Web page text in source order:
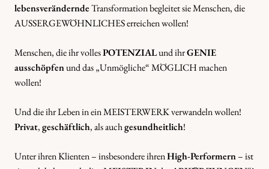
lebensveränderndeTransformation begleitet sie Menschen, die
AUSSERGEWÖHNLICHES erreichen wollen!
Menschen, die ihr vollesPOTENZIALund ihrGENIE
ausschöpfenund das „Unmögliche“ MÖGLICH machen
wollen!
Und die ihr Leben in ein MEISTERWERK verwandeln wollen!
Privat,geschäftlich, als auchgesundheitlich!
Unter ihren Klienten – insbesondere ihrenHigh-Performern– ist